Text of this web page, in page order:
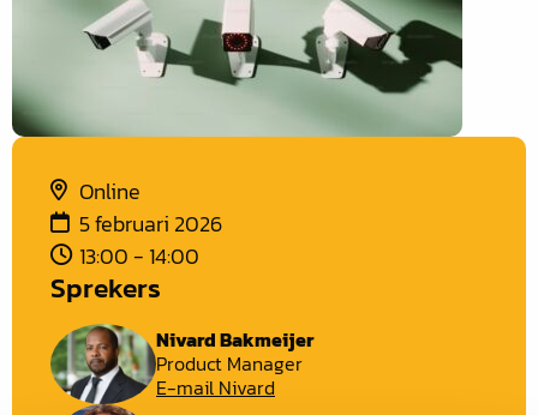
Online
5 februari 2026
13:00 - 14:00
Sprekers
Nivard Bakmeijer
Product Manager
E-mail Nivard